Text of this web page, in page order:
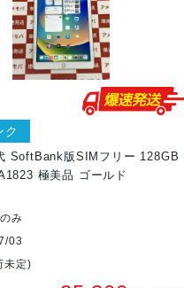
SoftBank版SIMフリー 128GB
極美品 ゴールド
ク
み
03
未定)